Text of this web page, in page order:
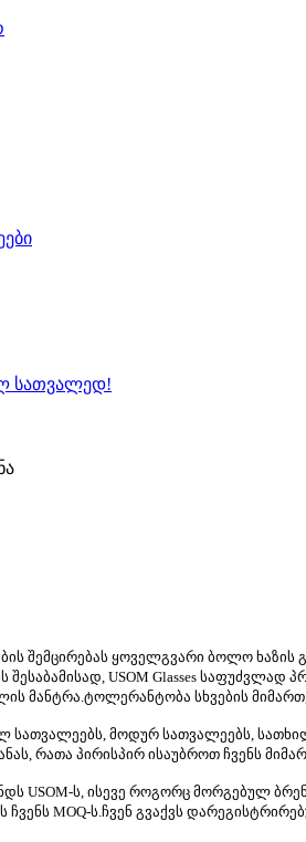
შემცირებას ყოველგვარი ბოლო
შესაბამისად, USOM Glasses
მანტრა.ტოლერანტობა სხვების
სათვალეებს, მოდურ სათვალეებს,
რათა პირისპირ ისაუბროთ ჩვენს
USOM-ს, ისევე როგორც მორგებულ
MOQ-ს.ჩვენ გვაქვს